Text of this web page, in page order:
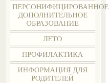
ПЕРСОНИФИЦИРОВАННОЕ
ДОПОЛНИТЕЛЬНОЕ
ОБРАЗОВАНИЕ
ЛЕТО
ПРОФИЛАКТИКА
ИНФОРМАЦИЯ ДЛЯ
РОДИТЕЛЕЙ